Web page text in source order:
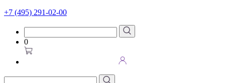
+7 (495) 291-02-00
0